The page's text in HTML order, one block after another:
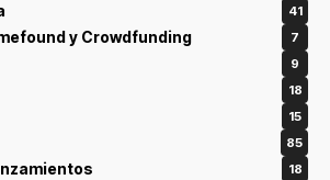
41
y Crowdfunding 7
9
18
15
85
18